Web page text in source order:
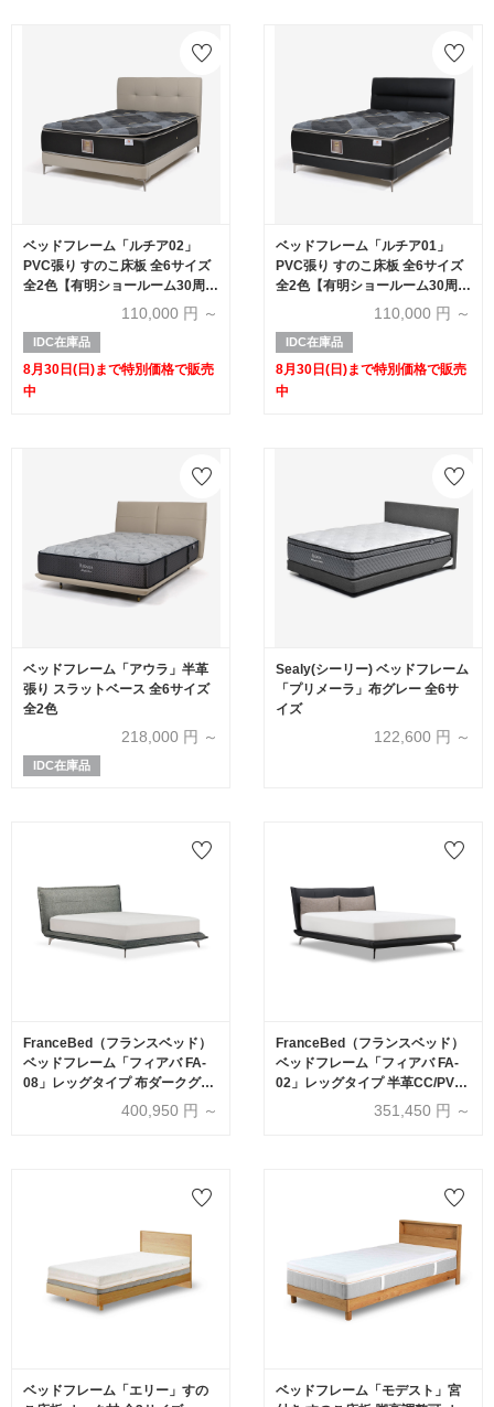
ベッドフレーム「ルチア02」
PVC張り すのこ床板 全6サイズ
全2色【有明ショールーム30周年
110,000 円 ～
IDC在庫品
8月30日(日)まで特別価格で販売
中
ベッドフレーム「ルチア01」
PVC張り すのこ床板 全6サイズ
全2色【有明ショールーム30周年
110,000 円 ～
IDC在庫品
8月30日(日)まで特別価格で販売
中
ベッドフレーム「アウラ」半革
張り スラットベース 全6サイズ
全2色
218,000 円 ～
IDC在庫品
Sealy(シーリー) ベッドフレーム
「プリメーラ」布グレー 全6サ
イズ
122,600 円 ～
FranceBed（フランスベッド）
ベッドフレーム「フィアバ FA-
08」レッグタイプ 布ダークグレ
ー色 すのこ床板 全5サイズ【受
400,950 円 ～
FranceBed（フランスベッド）
ベッドフレーム「フィアバ FA-
02」レッグタイプ 半革CC/PVC
ブラック色 すのこ床板 全5サイ
351,450 円 ～
ベッドフレーム「エリー」すの
ベッドフレーム「モデスト」宮